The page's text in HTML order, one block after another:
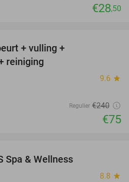
€28,50
+ vulling +
reiniging
9.6 star
Regulier €240
€75
Spa & Wellness
8.8 star